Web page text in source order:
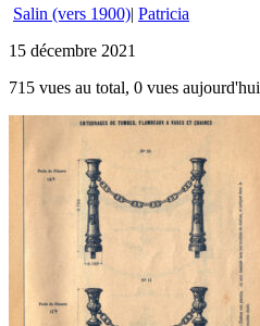
Salin (vers 1900)| Patricia
15 décembre 2021
715 vues au total, 0 vues aujourd'hui